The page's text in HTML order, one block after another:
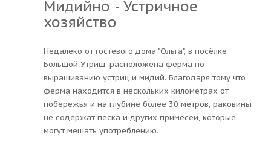
Мидийно - Устричное
хозяйство
Недалеко от гостевого дома "Ольга", в посёлке
Большой Утриш, расположена ферма по
выращиванию устриц и мидий. Благодаря тому что
ферма находится в нескольких километрах от
побережья и на глубине более 30 метров, раковины
не содержат песка и других примесей, которые
могут мешать употреблению.